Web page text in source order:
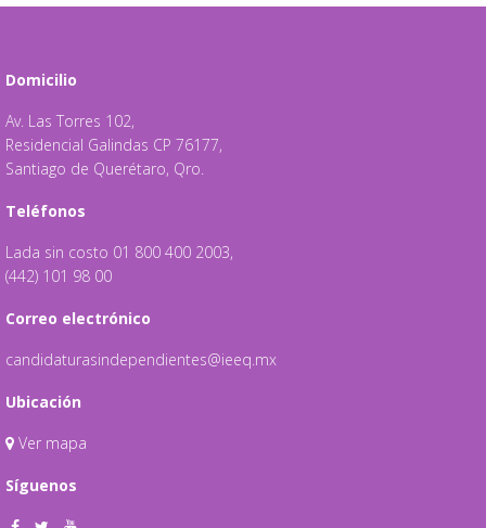
Domicilio
Av. Las Torres 102,
Residencial Galindas CP 76177,
Santiago de Querétaro, Qro.
Teléfonos
Lada sin costo 01 800 400 2003,
(442) 101 98 00
Correo electrónico
candidaturasindependientes@ieeq.mx
Ubicación
Ver mapa
Síguenos